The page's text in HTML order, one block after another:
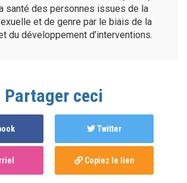
santé des personnes issues de la
et de genre par le biais de la
du développement d’interventions.
Partager ceci
Twitter
Copiez le lien